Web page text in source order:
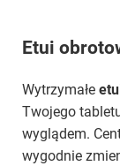
Etui
Wytrzymałe
Twojego
wyglądem.
wygodnie